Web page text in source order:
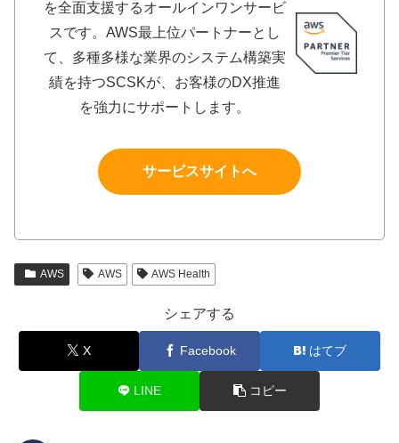
を全面支援するオールインワンサービ
スです。AWS最上位パートナーとし
て、多種多様な業界のシステム構築実
績を持つSCSKが、お客様のDX推進
を強力にサポートします。
サービスサイトへ
AWS AWS AWS Health
シェアする
X Facebook はてブ
LINE コピー